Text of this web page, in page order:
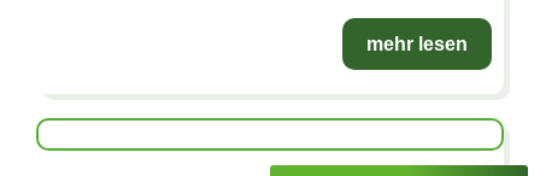
mehr lesen